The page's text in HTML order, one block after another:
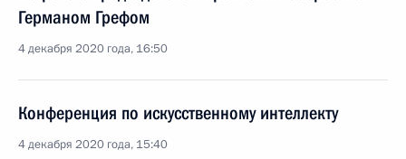
Германом Грефом
4 декабря 2020 года, 16:50
Конференция по искусственному интеллекту
4 декабря 2020 года, 15:40